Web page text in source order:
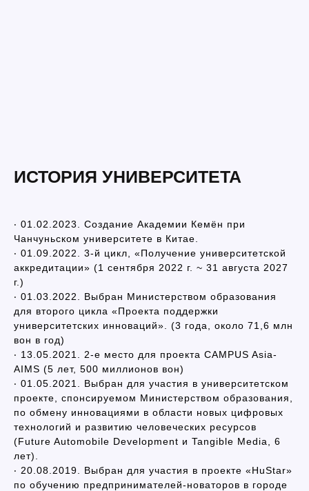
ИСТОРИЯ УНИВЕРСИТЕТА
‧ 01.02.2023. Создание Академии Кемён при
Чанчуньском университете в Китае.
‧ 01.09.2022. 3-й цикл, «Получение университетской
аккредитации» (1 сентября 2022 г. ~ 31 августа 2027
г.)
‧ 01.03.2022. Выбран Министерством образования
для второго цикла «Проекта поддержки
университетских инноваций». (3 года, около 71,6 млн
вон в год)
‧ 13.05.2021. 2-е место для проекта CAMPUS Asia-
AIMS (5 лет, 500 миллионов вон)
‧ 01.05.2021. Выбран для участия в университетском
проекте, спонсируемом Министерством образования,
по обмену инновациями в области новых цифровых
технологий и развитию человеческих ресурсов
(Future Automobile Development и Tangible Media, 6
лет).
‧ 20.08.2019. Выбран для участия в проекте «HuStar»
по обучению предпринимателей-новаторов в городе